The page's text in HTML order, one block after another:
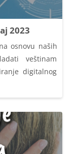
2023
osnovu naših
veštinam
digitalnog